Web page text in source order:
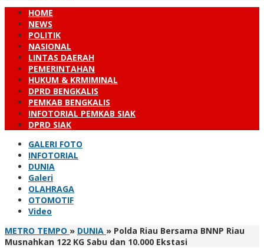
HOME
NEWS
POLITIK
NASIONAL
LINTAS DAERAH
PEMERINTAHAN
HUKUM & KRMIMINAL
DPRD BENGKALIS
PEMKAB BENGKALIS
INFOTORIAL PEMKAB SIAK
DPRD SIAK
GALERI FOTO
INFOTORIAL
DUNIA
Galeri
OLAHRAGA
OTOMOTIF
Video
METRO TEMPO » DUNIA » Polda Riau Bersama BNNP Riau
Musnahkan 122 KG Sabu dan 10.000 Ekstasi